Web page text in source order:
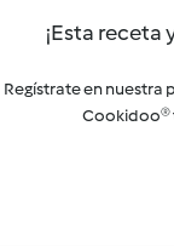
¡Esta receta
Regístrate en nuestra
Cookidoo®